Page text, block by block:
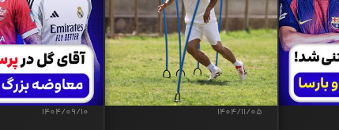
1404/11/05
1404/09/10